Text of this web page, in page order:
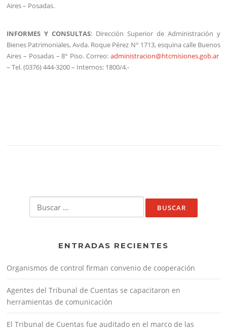
Aires – Posadas.
INFORMES Y CONSULTAS: Dirección Superior de Administración y
Bienes Patrimoniales, Avda. Roque Pérez N° 1713, esquina calle Buenos
Aires – Posadas – 8° Piso. Correo: administracion@htcmisiones.gob.ar
– Tel. (0376) 444-3200 – Internos: 1800/4.-
ENTRADAS RECIENTES
Organismos de control firman convenio de cooperación
Agentes del Tribunal de Cuentas se capacitaron en
herramientas de comunicación
El Tribunal de Cuentas fue auditado en el marco de las